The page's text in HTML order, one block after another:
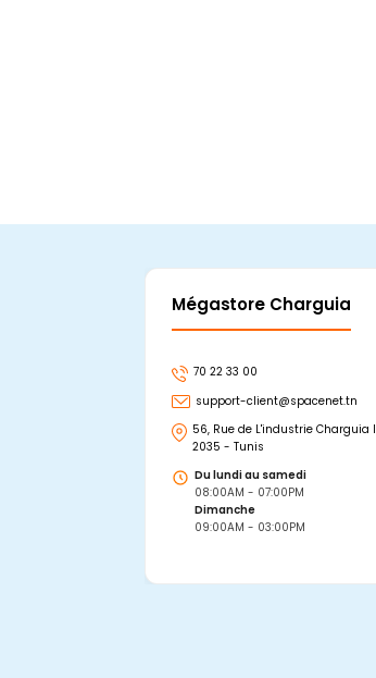
Mégastore Charguia
70 22 33 00
support-client@spacenet.tn
56, Rue de L'industrie Charguia I
2035 - Tunis
Du lundi au samedi
08:00AM - 07:00PM
Dimanche
09:00AM - 03:00PM